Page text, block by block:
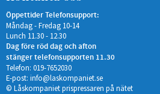
Öppettider Telefonsupport:
Måndag - Fredag 10-14
Lunch 11.30 - 12.30
Dag före röd dag och afton
stänger telefonsupporten 11.30
Telefon: 019-7652030
E-post: info@laskompaniet.se
© Låskompaniet prispressaren på nätet